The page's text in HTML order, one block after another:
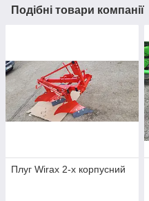
Подібні товари компанії
Плуг Wirax 2-х корпусний